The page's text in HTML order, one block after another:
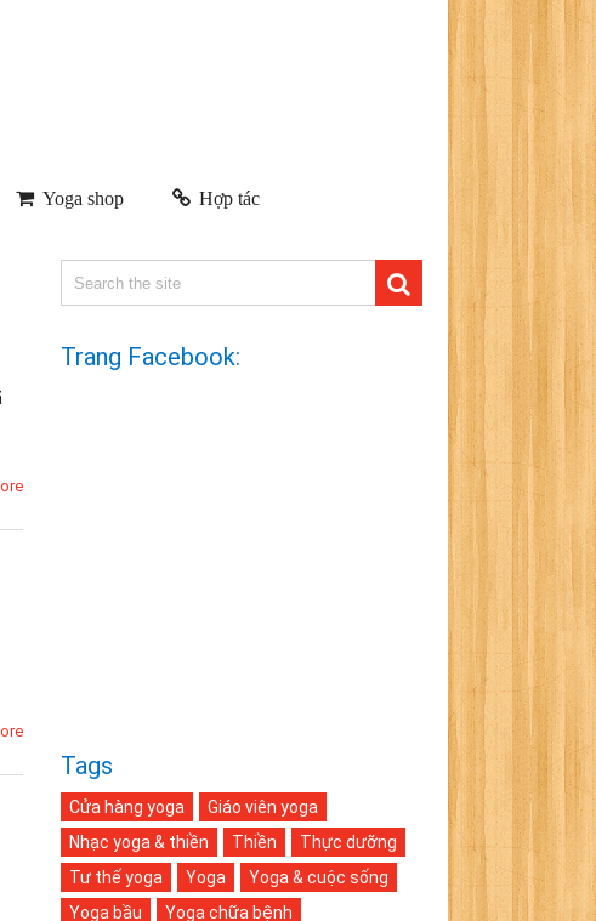
Yoga shop Hợp tác
Trang Facebook:
Tags
Cửa hàng yoga
Giáo viên yoga
Nhạc yoga & thiền
Thiền
Thực dưỡng
Tư thế yoga
Yoga
Yoga & cuộc sống
Yoga bầu
Yoga chữa bệnh